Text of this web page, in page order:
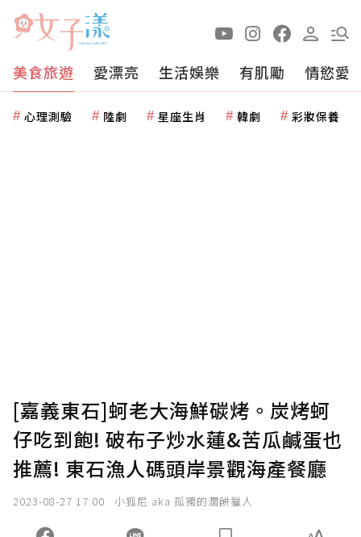
美食旅遊 愛漂亮 生活娛樂 有肌勵 情慾愛
心理測驗 陸劇 星座生肖 韓劇 彩妝保養
[嘉義東石]蚵老大海鮮碳烤。炭烤蚵
仔吃到飽! 破布子炒水蓮&苦瓜鹹蛋也
推薦! 東石漁人碼頭岸景觀海產餐廳
2023-08-27 17:00 小狐尼 aka 孤獨的潤餅獵人